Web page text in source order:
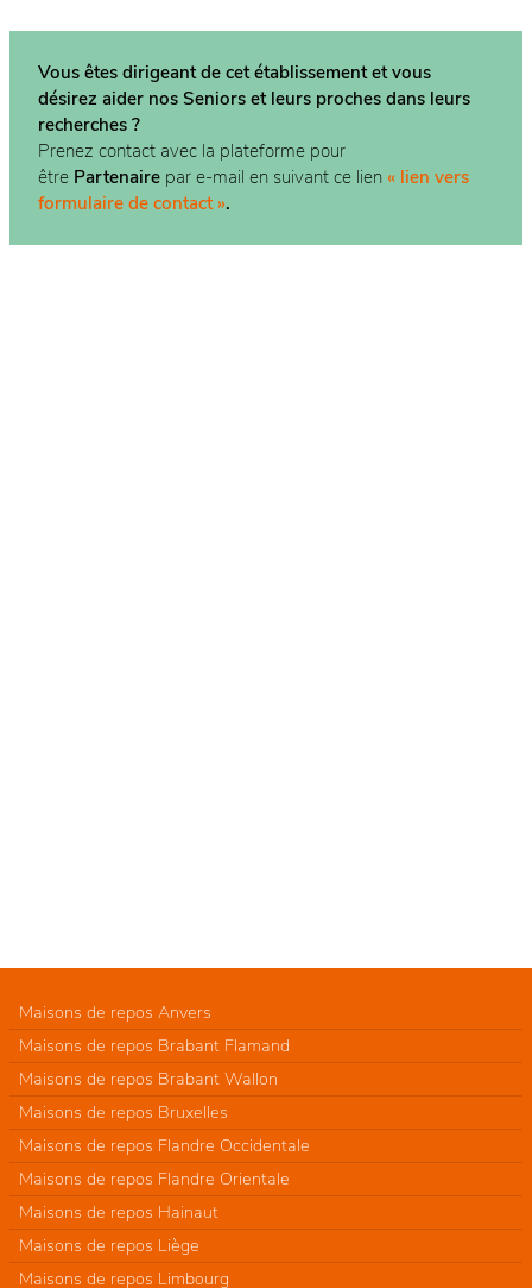
Vous êtes dirigeant de cet établissement et vous
désirez aider nos Seniors et leurs proches dans leurs
recherches ?
Prenez contact avec la plateforme pour
être Partenaire par e-mail en suivant ce lien « lien vers
formulaire de contact ».
Maisons de repos Anvers
Maisons de repos Brabant Flamand
Maisons de repos Brabant Wallon
Maisons de repos Bruxelles
Maisons de repos Flandre Occidentale
Maisons de repos Flandre Orientale
Maisons de repos Hainaut
Maisons de repos Liège
Maisons de repos Limbourg